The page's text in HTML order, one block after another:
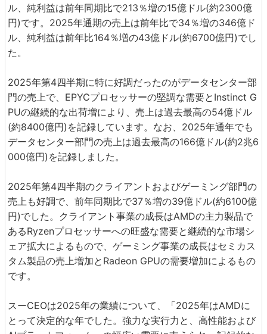
ル、純利益は前年同期比で213％増の15億ドル(約2300億
円)です。2025年通期の売上は前年比で34％増の346億ド
ル、純利益は前年比164％増の43億ドル(約6700億円)でし
た。
2025年第4四半期に特に好調だったのがデータセンター部
門の売上で、EPYCプロセッサーの堅調な需要とInstinct G
PUの継続的な出荷増により、売上は過去最高の54億ドル
(約8400億円)を記録しています。なお、2025年通年でも
データセンター部門の売上は過去最高の166億ドル(約2兆6
000億円)を記録しました。
2025年第4四半期のクライアントおよびゲーミング部門の
売上も好調で、前年同期比で37％増の39億ドル(約6100億
円)でした。クライアント事業の成長はAMDの主力製品で
あるRyzenプロセッサーへの旺盛な需要と継続的な市場シ
ェア拡大によるもので、ゲーミング事業の成長はセミカス
タム製品の売上増加とRadeon GPUの需要増加によるもの
です。
スーCEOは2025年の業績について、「2025年はAMDに
とって決定的な年でした。強力な実行力と、高性能および